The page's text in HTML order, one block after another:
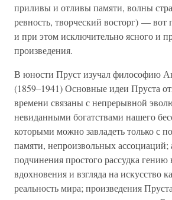
приливы и отливы памяти, волны
ревность, творческий восторг) — вот
и при этом исключительно ясного и
произведения.
В юности Пруст изучал философию
(1859–1941) Основные идеи Пруста
времени связаны с непрерывной
невиданными богатствами нашего
которыми можно завладеть только с
памяти, непроизвольных ассоциаций;
подчинения простого рассудка гению
вдохновения и взгляда на искусство
реальность мира; произведения